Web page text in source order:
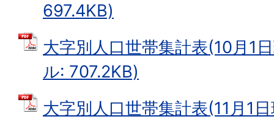
697.4KB)
大字別人口世帯集計表(10月1
ル: 707.2KB)
大字別人口世帯集計表(11月1